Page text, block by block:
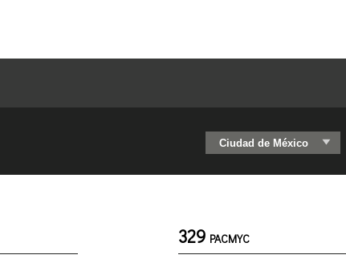
329 PACMYC